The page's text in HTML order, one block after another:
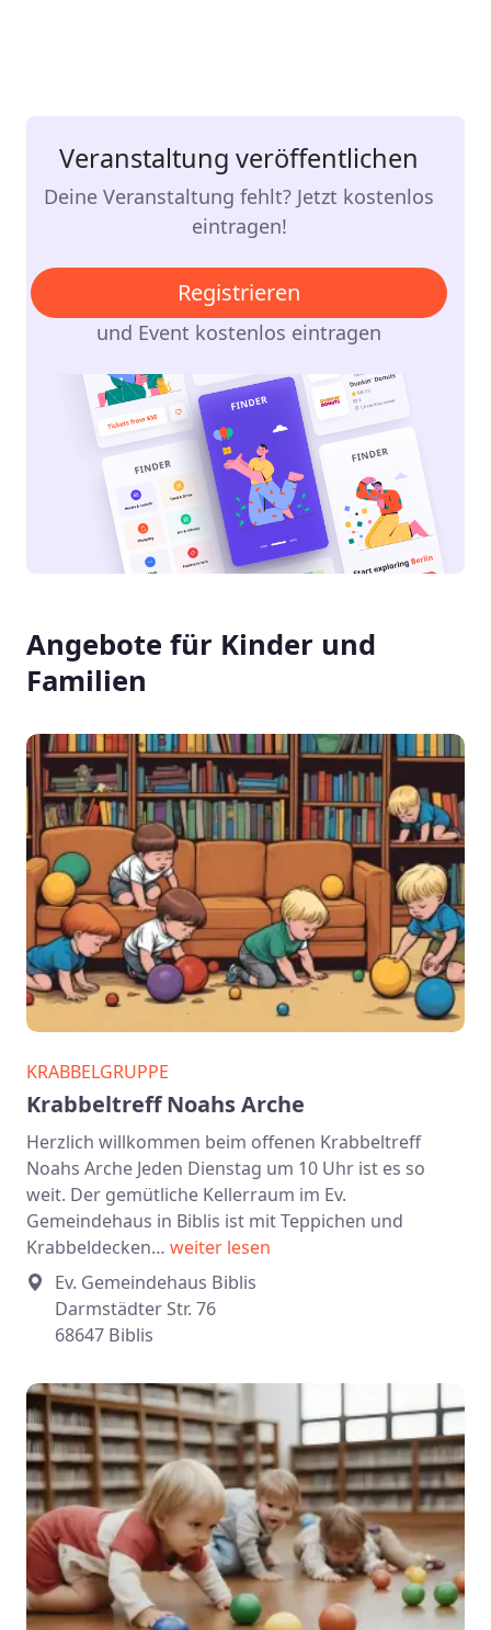
Veranstaltung veröffentlichen
Deine Veranstaltung fehlt? Jetzt kostenlos
eintragen!
Registrieren
und Event kostenlos eintragen
Angebote für Kinder und
Familien
KRABBELGRUPPE
Krabbeltreff Noahs Arche
Herzlich willkommen beim offenen Krabbeltreff
Noahs Arche Jeden Dienstag um 10 Uhr ist es so
weit. Der gemütliche Kellerraum im Ev.
Gemeindehaus in Biblis ist mit Teppichen und
Krabbeldecken… weiter lesen
Ev. Gemeindehaus Biblis
Darmstädter Str. 76
68647 Biblis